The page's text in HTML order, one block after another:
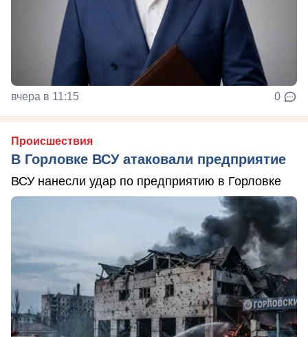
вчера в 11:15 0
Происшествия
В Горловке ВСУ атаковали предприятие
ВСУ нанесли удар по предприятию в Горловке